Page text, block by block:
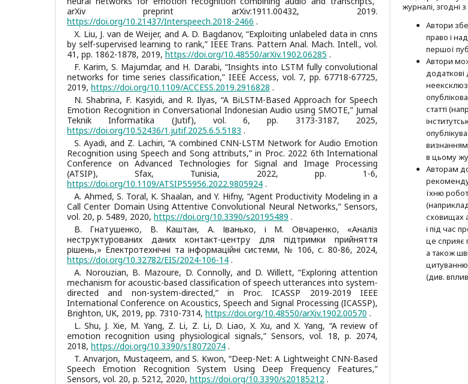
arXiv preprint arXiv:1911.00432, 2019.
https://doi.org/10.21437/Interspeech.2018-2466 .
X. Liu, J. van de Weijer, and A. D. Bagdanov, “Exploiting unlabeled data in cnns
by self-supervised learning to rank,” IEEE Trans. Pattern Anal. Mach. Intell., vol.
41, pp. 1862-1878, 2019, https://doi.org/10.48550/arXiv.1902.06285 .
F. Karim, S. Majumdar, and H. Darabi, “Insights into LSTM fully convolutional
networks for time series classification,” IEEE Access, vol. 7, pp. 67718-67725,
2019, https://doi.org/10.1109/ACCESS.2019.2916828 .
N. Shabrina, F. Kasyidi, and R. Ilyas, “A BiLSTM-Based Approach for Speech
Emotion Recognition in Conversational Indonesian Audio using SMOTE,” Jurnal
Teknik Informatika (Jutif), vol. 6, pp. 3173-3187, 2025,
https://doi.org/10.52436/1.jutif.2025.6.5.5183 .
S. Ayadi, and Z. Lachiri, “A combined CNN-LSTM Network for Audio Emotion
Recognition using Speech and Song attributs,” in Proc. 2022 6th International
Conference on Advanced Technologies for Signal and Image Processing
(ATSIP), Sfax, Tunisia, 2022, pp. 1-6,
https://doi.org/10.1109/ATSIP55956.2022.9805924 .
A. Ahmed, S. Toral, K. Shaalan, and Y. Hifny, “Agent Productivity Modeling in a
Call Center Domain Using Attentive Convolutional Neural Networks,” Sensors,
vol. 20, p. 5489, 2020, https://doi.org/10.3390/s20195489 .
В. Гнатушенко, В. Каштан, А. Іванько, і М. Овчаренко, «Аналіз
неструктурованих даних контакт-центру для підтримки прийняття
рішень,» Електротехнічні та інформаційні системи, № 106, с. 80-86, 2024,
https://doi.org/10.32782/EIS/2024-106-14 .
A. Norouzian, B. Mazoure, D. Connolly, and D. Willett, “Exploring attention
mechanism for acoustic-based classification of speech utterances into system-
directed and non-system-directed,” in Proc. ICASSP 2019-2019 IEEE
International Conference on Acoustics, Speech and Signal Processing (ICASSP),
Brighton, UK, 2019, pp. 7310-7314, https://doi.org/10.48550/arXiv.1902.00570 .
L. Shu, J. Xie, M. Yang, Z. Li, Z. Li, D. Liao, X. Xu, and X. Yang, “A review of
emotion recognition using physiological signals,” Sensors, vol. 18, p. 2074,
2018, https://doi.org/10.3390/s18072074 .
T. Anvarjon, Mustaqeem, and S. Kwon, “Deep-Net: A Lightweight CNN-Based
Speech Emotion Recognition System Using Deep Frequency Features,”
Sensors, vol. 20, p. 5212, 2020, https://doi.org/10.3390/s20185212 .
журналі, згодні
Автори
право і
першої
Автори
додат­кові
статті
визнанням
в цьому
Авторам
їхню
сховищах
і під час
це сприяє
а також
цитуванню
(див.